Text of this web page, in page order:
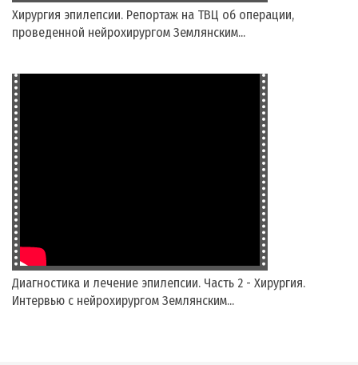
Хирургия эпилепсии. Репортаж на ТВЦ об операции,
проведенной нейрохирургом Землянским...
Диагностика и лечение эпилепсии. Часть 2 - Хирургия.
Интервью с нейрохирургом Землянским...